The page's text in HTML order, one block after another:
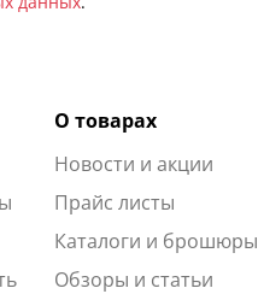
О товарах
Новости и акции
Прайс листы
Каталоги и брошюры
Обзоры и статьи